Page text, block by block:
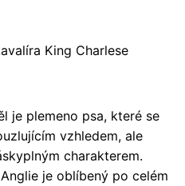
King Charlese
je plemeno psa, které se
vzhledem, ale
charakterem.
je oblíbený po celém